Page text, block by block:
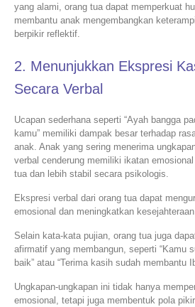
yang alami, orang tua dapat memperkuat
membantu anak mengembangkan
berpikir reflektif.
2. Menunjukkan Ekspresi
Secara Verbal
Ucapan sederhana seperti “Ayah bangga
kamu” memiliki dampak besar terhadap
anak. Anak yang sering menerima
verbal cenderung memiliki ikatan
tua dan lebih stabil secara psikologis.
Ekspresi verbal dari orang tua dapat
emosional dan meningkatkan kesejahteraan
Selain kata-kata pujian, orang tua juga
afirmatif yang membangun, seperti “Kamu
baik” atau “Terima kasih sudah membantu
Ungkapan-ungkapan ini tidak hanya
emosional, tetapi juga membentuk pola